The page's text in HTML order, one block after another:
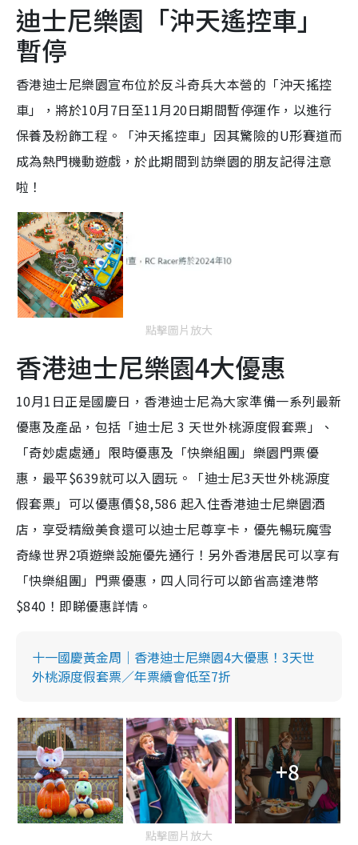
迪士尼樂園「沖天遙控車」
暫停
香港迪士尼樂園宣布位於反斗奇兵大本營的「沖天搖控
車」，將於10月7日至11月20日期間暫停運作，以進行
保養及粉飾工程。「沖天搖控車」因其驚險的U形賽道而
成為熱門機動遊戲，於此期間到訪樂園的朋友記得注意
啦！
點擊圖片放大
香港迪士尼樂園4大優惠
10月1日正是國慶日，香港迪士尼為大家準備一系列最新
優惠及產品，包括「迪士尼 3 天世外桃源度假套票」、
「奇妙處處通」限時優惠及「快樂組團」樂園門票優
惠，最平$639就可以入園玩。「迪士尼3天世外桃源度
假套票」可以優惠價$8,586 起入住香港迪士尼樂園酒
店，享受精緻美食還可以迪士尼尊享卡，優先暢玩魔雪
奇緣世界2項遊樂設施優先通行！另外香港居民可以享有
「快樂組團」門票優惠，四人同行可以節省高達港幣
$840！即睇優惠詳情。
十一國慶黃金周｜香港迪士尼樂園4大優惠！3天世
外桃源度假套票／年票續會低至7折
+8
點擊圖片放大